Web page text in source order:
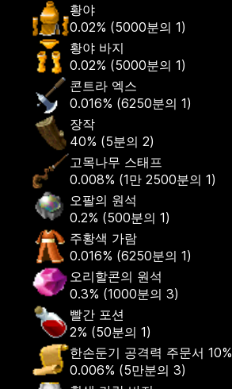
황야
0.02% (5000분의 1)
황야 바지
0.02% (5000분의 1)
콘트라 엑스
0.016% (6250분의 1)
장작
40% (5분의 2)
고목나무 스태프
0.008% (1만 2500분의 1)
오팔의 원석
0.2% (500분의 1)
주황색 가람
0.016% (6250분의 1)
오리할콘의 원석
0.3% (1000분의 3)
빨간 포션
2% (50분의 1)
한손둔기 공격력 주문서 10%
0.006% (5만분의 3)